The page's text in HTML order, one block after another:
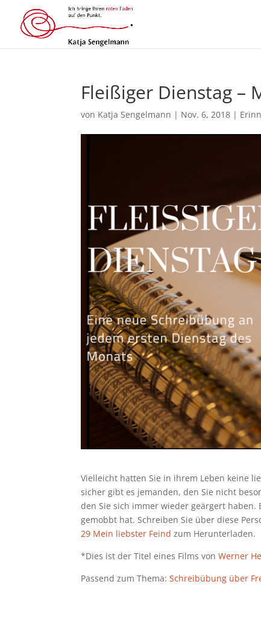
Fleißiger Dienstag –
von Katja Sengelmann | Nov. 6, 2018 |
Vielleicht hatten Sie in ihrem Leben keine
sicher gibt es jemanden, den Sie nicht
den Sie sich immer wieder geärgert
gemobbt hat. Schreiben Sie über diese
29 Mein liebster Feind zum Herunterladen.
*Dies ist der Titel eines Films vonWerner
Passend zum Thema:Schreibübung über